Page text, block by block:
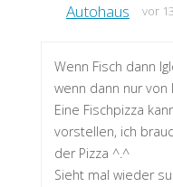
Autohaus vor
Wenn Fisch dann
wenn dann nur von
Eine Fischpizza
vorstellen, ich
der Pizza ^.^
Sieht mal wieder